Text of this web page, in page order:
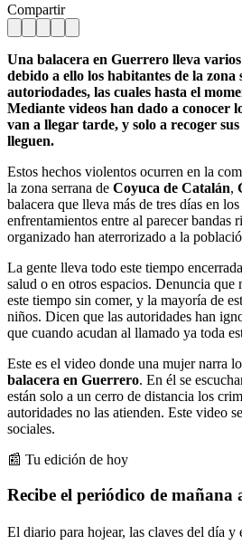
Compartir
Una balacera en Guerrero lleva varios
debido a ello los habitantes de la
autoriodades, las cuales hasta el
Mediante videos han dado a conocer
van a llegar tarde, y solo a recoger
lleguen.
Estos hechos violentos ocurren en la
la zona serrana de Coyuca de Catalán,
balacera que lleva más de tres días en
enfrentamientos entre al parecer bandas
organizado han aterrorizado a la
La gente lleva todo este tiempo
salud o en otros espacios. Denuncia que
este tiempo sin comer, y la mayoría de
niños. Dicen que las autoridades han
que cuando acudan al llamado ya toda
Este es el video donde una mujer narra
balacera en Guerrero. En él se
están solo a un cerro de distancia los
autoridades no las atienden. Este video
sociales.
📰 Tu edición de hoy
Recibe el periódico de mañana
El diario para hojear, las claves del día